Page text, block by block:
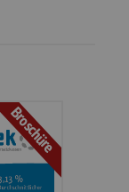
Broschüre